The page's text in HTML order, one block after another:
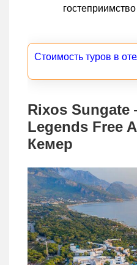
гостеприимство
Стоимость туров в
Rixos
Legends Free
Кемер